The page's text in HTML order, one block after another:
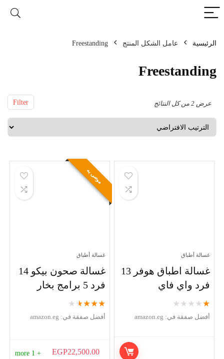
الرئيسية عامل الشكل المنتج ‎Freestanding
‎Freestanding
Filter عرض ⁦2⁩ من كل النتائج
غسالة أطباق
غسالة اطباق هوفر 13
فرد واي فاي
★
★
★
★
★
أفضل صفقة في: amazon.eg
موصى به
غسالة أطباق
غسالة صحون بيكو 14
فرد 5 برامج بخار
★
★
★
★
★
أفضل صفقة في: amazon.eg
EGP22,500.00
+ 1 more